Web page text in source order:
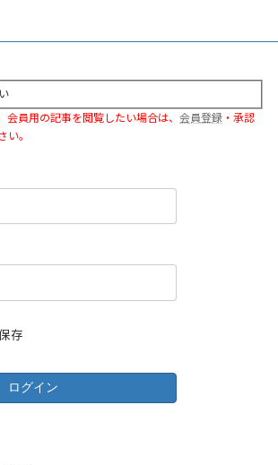
会員用の記事を閲覧したい場合は、 会員登録 ・承認
い。
存